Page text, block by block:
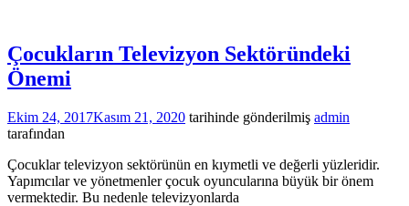
Çocukların Televizyon Sektöründeki
Önemi
Ekim 24, 2017Kasım 21, 2020 tarihinde gönderilmiş admin
tarafından
Çocuklar televizyon sektörünün en kıymetli ve değerli yüzleridir.
Yapımcılar ve yönetmenler çocuk oyuncularına büyük bir önem
vermektedir. Bu nedenle televizyonlarda